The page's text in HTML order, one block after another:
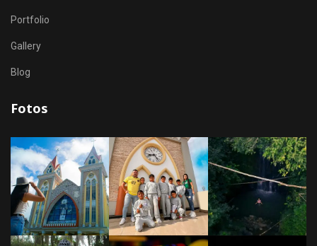
Portfolio
Gallery
Blog
Fotos